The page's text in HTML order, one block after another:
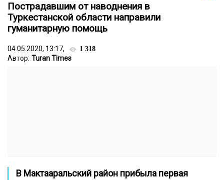
Пострадавшим от наводнения в
Туркестанской области направили
гуманитарную помощь
04.05.2020, 13:17, 1 318
Автор: Turan Times
В Мактааральский район прибыла первая